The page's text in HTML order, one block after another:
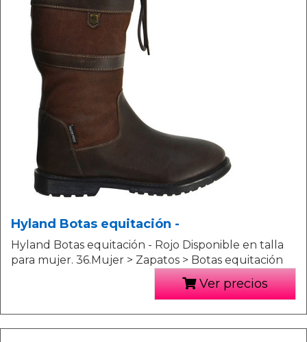
Hyland Botas equitación -
Hyland Botas equitación - Rojo Disponible en talla
para mujer. 36.Mujer > Zapatos > Botas equitación
Ver precios